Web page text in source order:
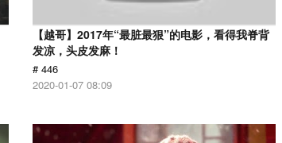
【越哥】2017年“最脏最狠”的电影，看得我脊背
发凉，头皮发麻！
# 446
2020-01-07 08:09